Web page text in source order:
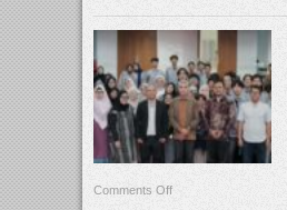
Comments Off